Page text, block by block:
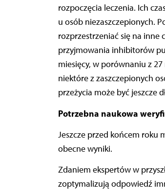
rozpoczęcia leczenia. Ich
u osób niezaszczepionych.
rozprzestrzeniać się na inne
przyjmowania inhibitorów
miesięcy, w porównaniu z
niektóre z zaszczepionych
przeżycia może być jeszcze
Potrzebna naukowa
Jeszcze przed końcem roku
obecne wyniki.
Zdaniem ekspertów w
zoptymalizują odpowiedź